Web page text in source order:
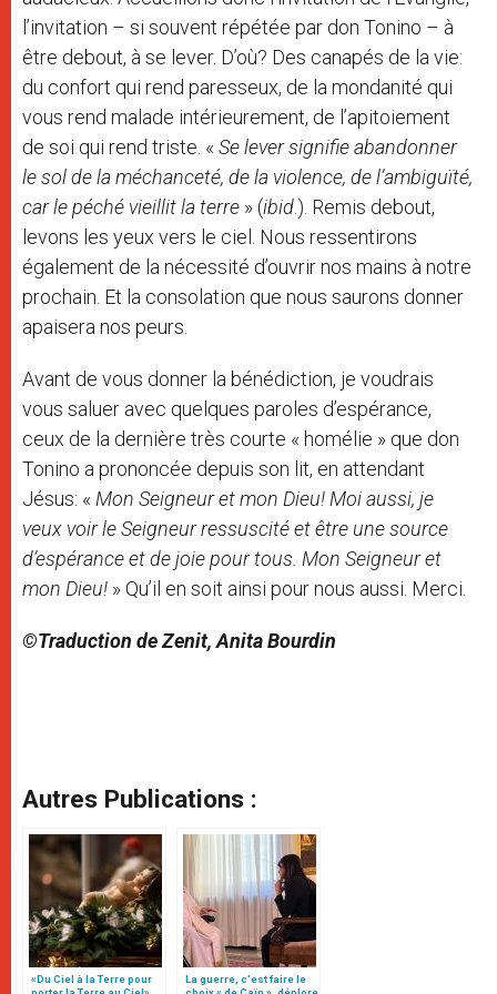
l’invitation – si souvent répétée par don Tonino – à
être debout, à se lever. D’où? Des canapés de la vie:
du confort qui rend paresseux, de la mondanité qui
vous rend malade intérieurement, de l’apitoiement
de soi qui rend triste. « Se lever signifie abandonner
le sol de la méchanceté, de la violence, de l’ambiguïté,
car le péché vieillit la terre » (ibid.). Remis debout,
levons les yeux vers le ciel. Nous ressentirons
également de la nécessité d’ouvrir nos mains à notre
prochain. Et la consolation que nous saurons donner
apaisera nos peurs.
Avant de vous donner la bénédiction, je voudrais
vous saluer avec quelques paroles d’espérance,
ceux de la dernière très courte « homélie » que don
Tonino a prononcée depuis son lit, en attendant
Jésus: « Mon Seigneur et mon Dieu! Moi aussi, je
veux voir le Seigneur ressuscité et être une source
d’espérance et de joie pour tous. Mon Seigneur et
mon Dieu! » Qu’il en soit ainsi pour nous aussi. Merci.
©Traduction de Zenit, Anita Bourdin
Autres Publications :
«Du Ciel à la Terre pour
La guerre, c’est faire le